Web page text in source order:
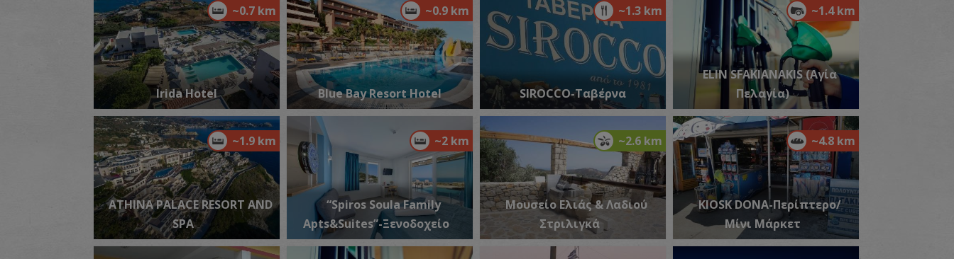
Παραλία Λυγαριάς
ΠΑΡΑΛΙΕΣ ~1.3Km
~0.7 km
Irida Hotel
~0.9 km
Blue Bay Resort Hotel
~1.3 km
SIROCCO-Ταβέρνα
~1.4 km
ELIN SFAKIANAKIS (Αγία
Πελαγία)
~1.9 km
ATHINA PALACE RESORT AND
SPA
~2 km
“Spiros Soula Family
Apts&Suites”-Ξενοδοχείο
~2.6 km
Μουσείο Ελιάς & Λαδιού
Στριλιγκά
~4.8 km
KIOSK DONA-Περίπτερο/
Μίνι Μάρκετ